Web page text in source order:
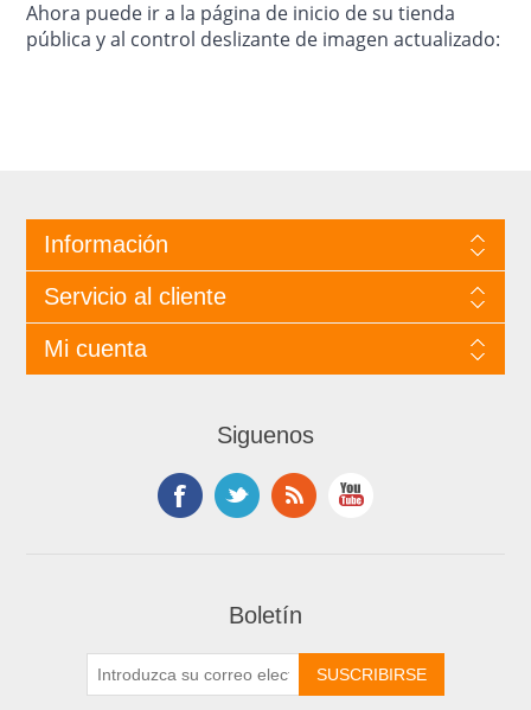
Ahora puede ir a la página de inicio de su tienda
pública y al control deslizante de imagen actualizado:
Información
Servicio al cliente
Mi cuenta
Siguenos
Boletín